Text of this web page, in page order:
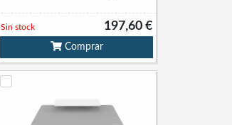
197,60 €
Sin stock
Comprar